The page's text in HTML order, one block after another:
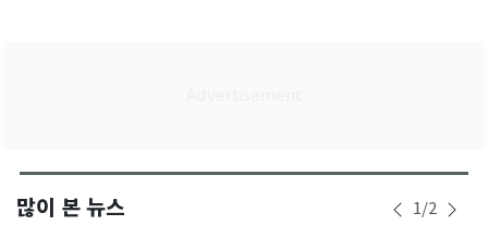
많이 본 뉴스 1/2